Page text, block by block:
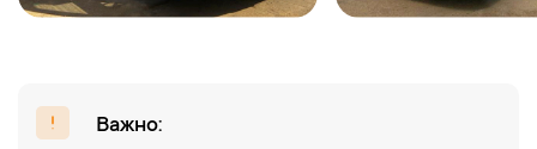
Важно: